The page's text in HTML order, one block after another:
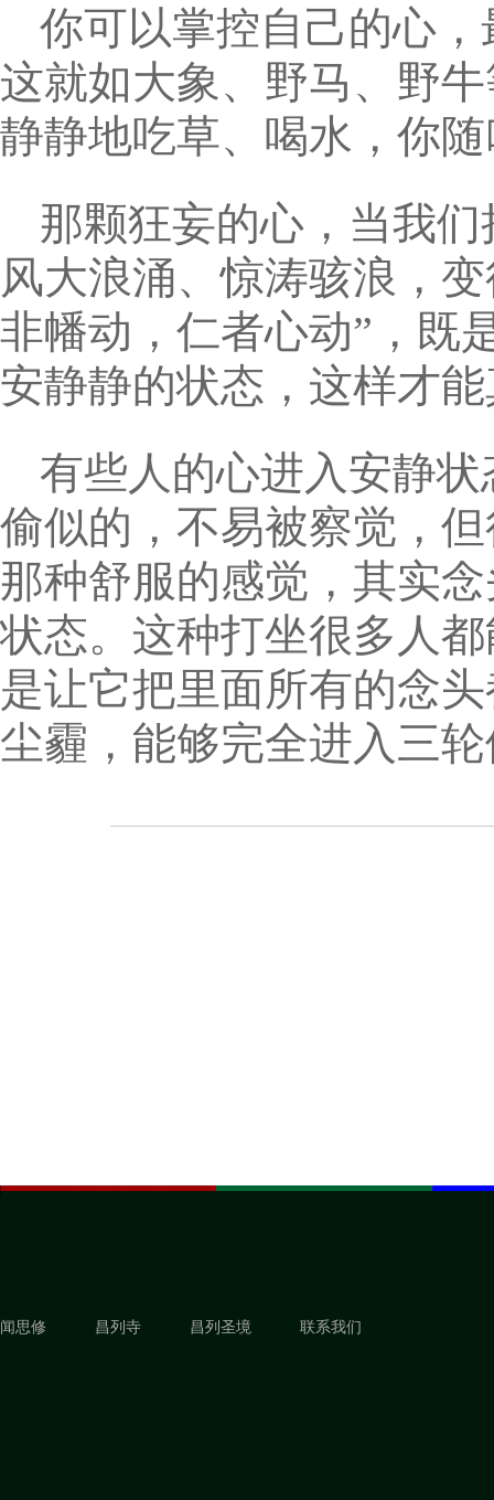
你可以掌控自己的心
这就如大象、野马、野
静静地吃草、喝水，你
那颗狂妄的心，当我
风大浪涌、惊涛骇浪，
非幡动，仁者心动”，既
安静静的状态，这样才
有些人的心进入安静
偷似的，不易被察觉，
那种舒服的感觉，其实
状态。这种打坐很多人
是让它把里面所有的念
尘霾，能够完全进入三
闻思修 昌列寺 昌列圣境 联系我们